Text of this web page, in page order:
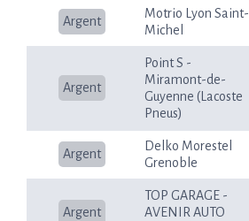
Argent
Motrio Lyon Saint-
Michel
Argent
Point S -
Miramont-de-
Guyenne (Lacoste
Pneus)
Argent
Delko Morestel
Grenoble
Argent
TOP GARAGE -
AVENIR AUTO